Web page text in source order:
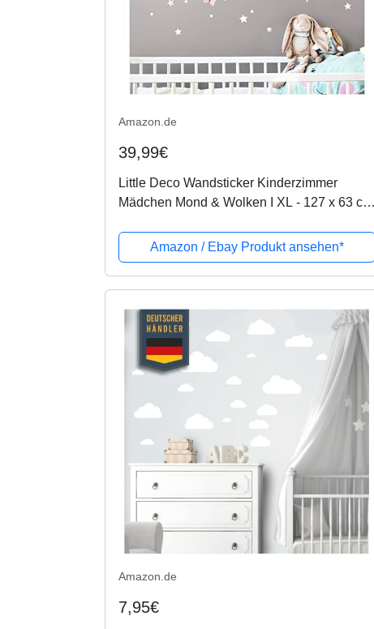
Amazon.de
39,99€
Little Deco Wandsticker Kinderzimmer
Mädchen Mond & Wolken I XL - 127 x 63 cm
selbstklebend Wandaufkleber Sterne
Blumen Kinder...
Amazon / Ebay Produkt ansehen*
Amazon.de
7,95€